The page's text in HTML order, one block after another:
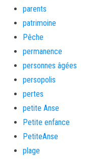
parents
patrimoine
Pêche
permanence
personnes âgées
persopolis
pertes
petite Anse
Petite enfance
PetiteAnse
plage